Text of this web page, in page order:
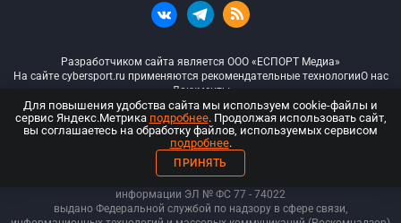
Разработчиком сайта является ООО «ЕСПОРТ Медиа»
На сайте cybersport.ru применяются рекомендательные технологииО нас
Документы
© ООО «Киберспорт.ру» — Все права защищены
18+
ООО «Киберспорт.ру». Свидетельство о регистрации средств массовой
информации ЭЛ № ФС 77 - 74022
выдано Федеральной службой по надзору в сфере связи,
Для повышения удобства сайта мы используем cookie-файлы и
сервис Яндекс.Метрика подробнее. Продолжая использовать сайт,
вы соглашаетесь на обработку файлов, используемых сервисом
подробнее.
ПРИНЯТЬ